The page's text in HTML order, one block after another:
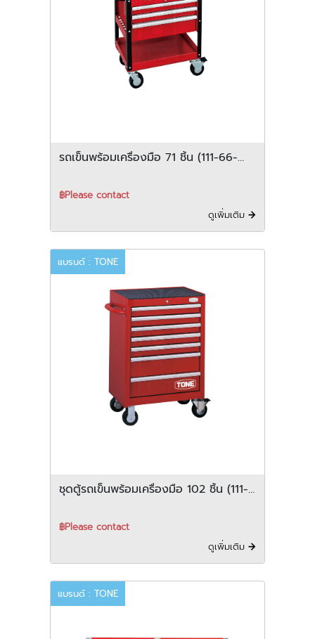
รถเข็นพร้อมเครื่องมือ 71 ชิ้น (111-66-
฿Please contact
ดูเพิ่มเติม
แบรนด์ : TONE
ชุดตู้รถเข็นพร้อมเครื่องมือ 102 ชิ้น (111-
฿Please contact
ดูเพิ่มเติม
แบรนด์ : TONE